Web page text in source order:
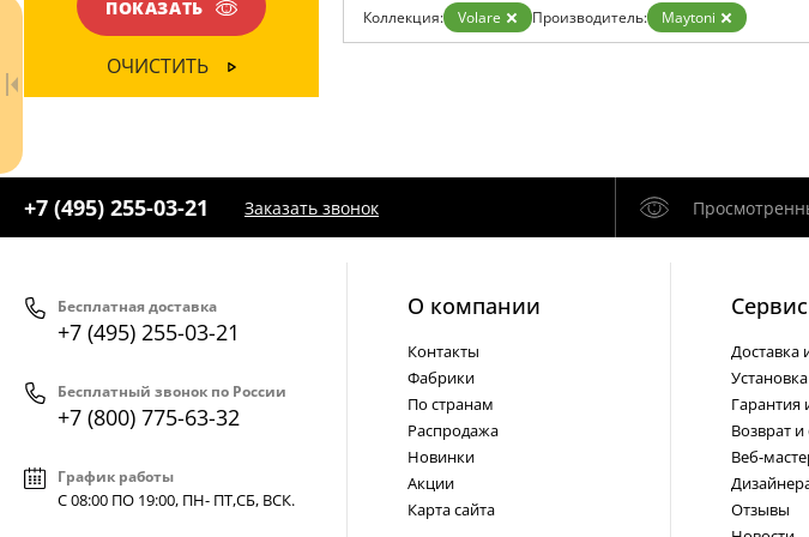
Гарантия
Возврат
Дизайнерам
Ваш регион:Москва
+7 (800) 775-63-32
+7 (495) 255-03-21
Золото
Прозрачные
Коллекция: Volare Производитель: Maytoni
ПОКАЗАТЬ
ОЧИСТИТЬ
+7 (495) 255-03-21 Заказать звонок
Бесплатная доставка
+7 (495) 255-03-21
Бесплатный звонок по России
+7 (800) 775-63-32
График работы
С 08:00 ПО 19:00, ПН- ПТ,СБ, ВСК.
О компании
Контакты
Фабрики
По странам
Распродажа
Новинки
Акции
Карта сайта
Cервис
Доставка
Гарантия
Возврат
Веб-
Отзывы